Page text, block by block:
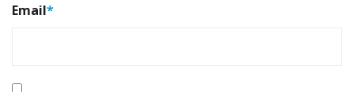
Email*